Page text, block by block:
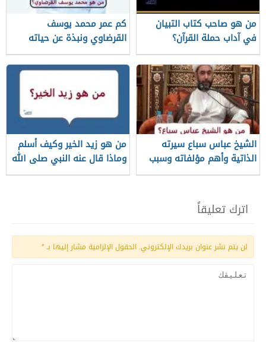
من هو صاحب كتاب التبيان
في آداب حملة القرآن؟
كم عمر محمد يوسف
القرضاوي ونبذة عن حياته
الشيخ عباس سباع سيرته
الذاتية وأهم مؤلفاته وسبب
وفاته
من هو زيد الخير وكيف أسلم
وماذا قال عنه النبي صلى الله
عليه وسلم؟
اترك تعليقاً
لن يتم نشر عنوان بريدك الإلكتروني. الحقول الإلزامية مشار إليها بـ*